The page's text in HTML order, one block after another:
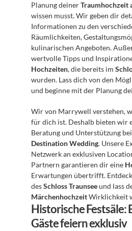
Planung deiner Traumhochzeit
wissen musst. Wir geben dir
Informationen zu den
Räumlichkeiten,
kulinarischen Angeboten.
Hochzeiten, die bereits im
wurden. Lass dich von den
und beginne mit der Planung
Wir von Marrywell verstehen,
für dich ist. Deshalb bieten wir
Destination Wedding. Unsere
Netzwerk an exklusiven
Partnern garantieren dir eine
Erwartungen übertrifft.
des Schloss Traunsee
Märchenhochzeit Wirklichkeit
Historische Festsäle:
Gäste feiern exklusiv